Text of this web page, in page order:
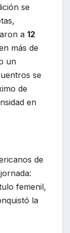
se
a 12
más de
un
se
de
en
de
femenil,
la